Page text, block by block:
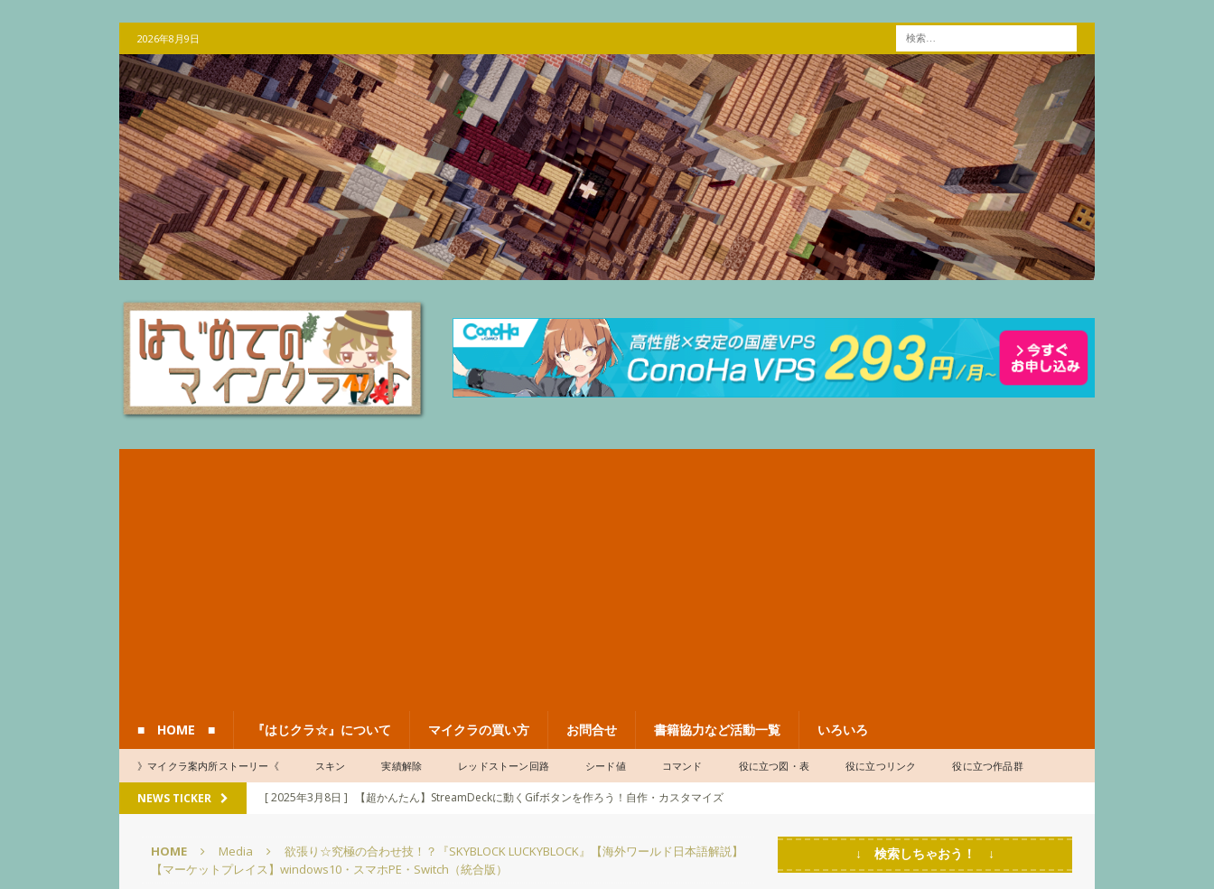
2026年8月9日
■ HOME ■ 『はじクラ☆』について マイクラの買い方 お問合せ 書籍協力など活動一覧 いろいろ
》マイクラ案内所ストーリー《 スキン 実績解除 レッドストーン回路 シード値 コマンド 役に立つ図・表 役に立つリンク 役に立つ作品群
NEWS TICKER [ 2025年3月8日 ]
【超かんたん】StreamDeckに動くGifボタンを作ろう！自作・カスタマイズ
[ 2025年3月1日 ] 【超かんたん！】StreamDeckのボタンの作り方！「KeyCreator」使い方解説
HOME Media
欲張り☆究極の合わせ技！？『SKYBLOCK LUCKYBLOCK』【海外ワールド日本語解説】
【マーケットプレイス】windows10・スマホPE・Switch（統合版）
↓ 検索しちゃおう！ ↓